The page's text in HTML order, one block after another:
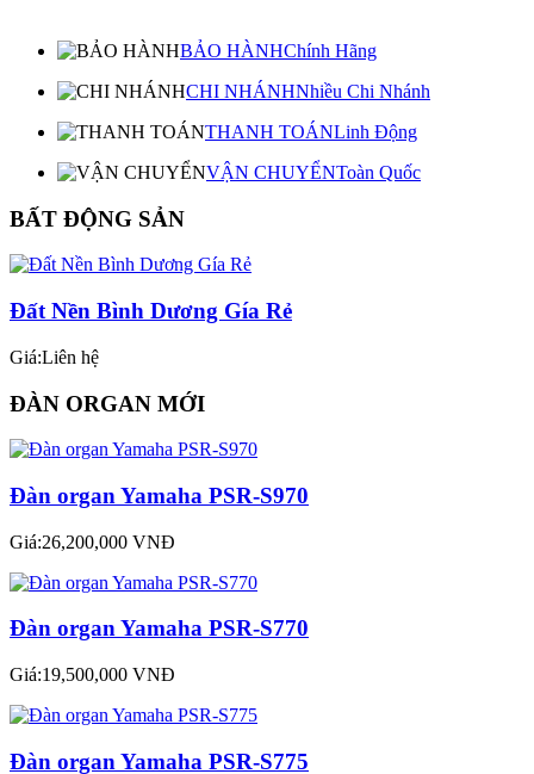
BẢO HÀNHChính Hãng
CHI NHÁNHNhiều Chi Nhánh
THANH TOÁNLinh Động
VẬN CHUYỂNToàn Quốc
BẤT ĐỘNG SẢN
Đất Nền Bình Dương Gía Rẻ
Giá:Liên hệ
ĐÀN ORGAN MỚI
Đàn organ Yamaha PSR-S970
Giá:26,200,000 VNĐ
Đàn organ Yamaha PSR-S770
Giá:19,500,000 VNĐ
Đàn organ Yamaha PSR-S775